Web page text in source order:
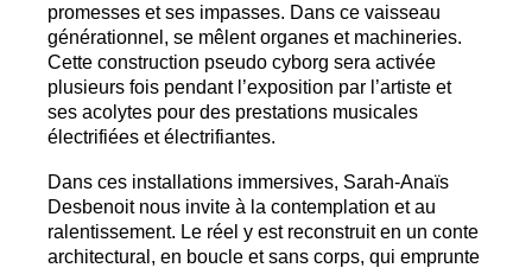
promesses et ses impasses. Dans ce vaisseau
générationnel, se mêlent organes et machineries.
Cette construction pseudo cyborg sera activée
plusieurs fois pendant l’exposition par l’artiste et
ses acolytes pour des prestations musicales
électrifiées et électrifiantes.
Dans ces installations immersives, Sarah-Anaïs
Desbenoit nous invite à la contemplation et au
ralentissement. Le réel y est reconstruit en un conte
architectural, en boucle et sans corps, qui emprunte